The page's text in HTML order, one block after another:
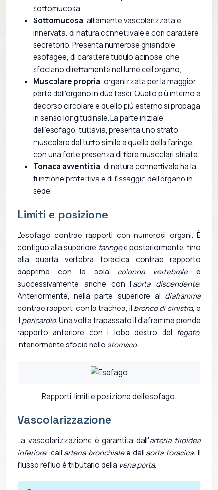
sottomucosa.
Sottomucosa, altamente vascolarizzata e
innervata, di natura connettivale e con carattere
secretorio. Presenta numerose ghiandole
esofagee, di carattere tubulo acinose, che
sfociano direttamente nel lume dell'organo,
Muscolare propria, organizzata per la maggior
parte dell'organo in due fasci. Quello più interno a
decorso circolare e quello più esterno si propaga
in senso longitudinale. La parte iniziale
dell'esofago, tuttavia, presenta uno strato
muscolare del tutto simile a quello della faringe,
con una forte presenza di fibre muscolari striate.
Tonaca avventizia, di natura connettivale ha la
funzione protettiva e di fissaggio dell'organo in
sede.
Limiti e posizione
L'esofago contrae rapporti con numerosi organi. È
contiguo alla superiore faringee posteriormente, fino
alla quarta vertebra toracica contrae rapporto
dapprima con la sola colonna vertebralee
successivamente anche con l'aorta discendente.
Anteriormente, nella parte superiore al diaframma
contrae rapporti con la trachea, il bronco di sinistra, e
il pericardio. Una volta trapassato il diaframma prende
rapporto anteriore con il lobo destro del fegato.
Inferiormente sfocia nello stomaco.
Rapporti, limiti e posizione dell'esofago.
Vascolarizzazione
La vascolarizzazione è garantita dall'arteria tiroidea
inferiore, dall'arteria bronchialee dall'aorta toracica.Il
flusso refluo è tributario della vena porta.